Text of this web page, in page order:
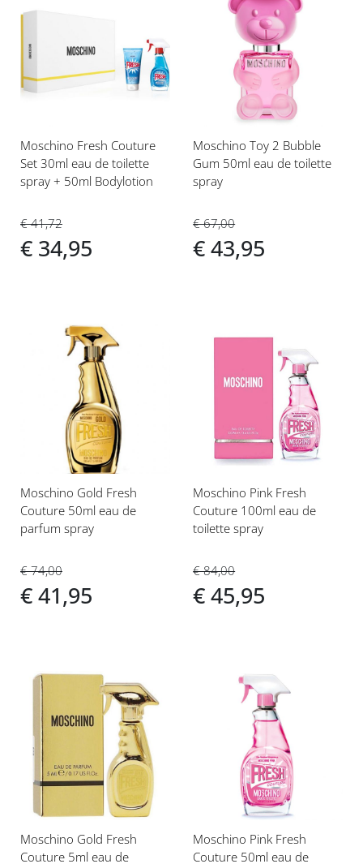
Voeg
verlanglijst
Moschino Fresh Couture
Set 30ml eau de toilette
spray + 50ml Bodylotion
€ 41,72
€ 34,95
Voeg
verlanglijst
Moschino Toy 2 Bubble
Gum 50ml eau de toilette
spray
€ 67,00
€ 43,95
Voeg
verlanglijst
Moschino Gold Fresh
Couture 50ml eau de
parfum spray
€ 74,00
€ 41,95
toe
verlanglijst
Moschino Pink Fresh
Couture 100ml eau de
toilette spray
€ 84,00
€ 45,95
Voeg
toe
aan
verlanglijst
Moschino Gold Fresh
Couture 5ml eau de
Voeg
verlanglijst
Moschino Pink Fresh
Couture 50ml eau de